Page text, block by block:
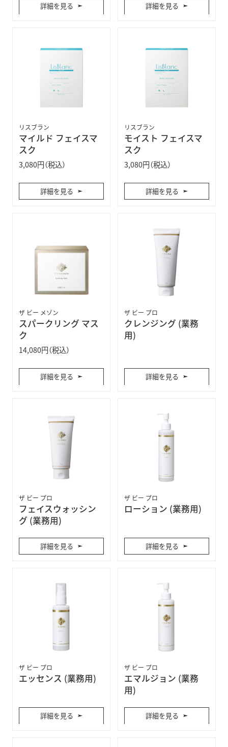
詳細を見る 詳細を見る
リスブラン
マイルド フェイスマ
スク
3,080円（税込）
詳細を見る
リスブラン
モイスト フェイスマ
スク
3,080円（税込）
詳細を見る
ザ ビー メゾン
スパークリング マス
ク
14,080円（税込）
詳細を見る
ザ ビー プロ
クレンジング (業務
用)
詳細を見る
ザ ビー プロ
フェイスウォッシン
グ (業務用)
詳細を見る
ザ ビー プロ
ローション (業務用)
詳細を見る
ザ ビー プロ
エッセンス (業務用)
詳細を見る
ザ ビー プロ
エマルジョン (業務
用)
詳細を見る